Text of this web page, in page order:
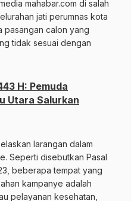
mahabar.com di salah
jati perumnas kota
pasangan calon yang
tidak sesuai dengan
H: Pemuda
Utara Salurkan
larangan dalam
Seperti disebutkan Pasal
beberapa tempat yang
kampanye adalah
pelayanan kesehatan,